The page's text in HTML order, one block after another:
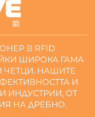
В RFID
ШИРОКА ГАМА
ЧЕТЦИ. НАШИТЕ
И
ИНДУСТРИИ, ОТ
НА ДРЕБНО.